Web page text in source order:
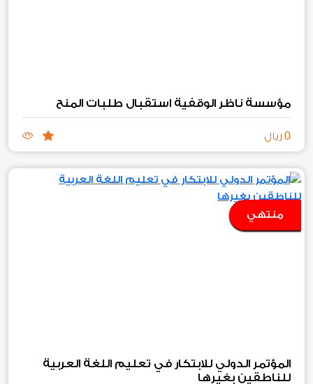
مؤسسة ناظر الوقفية استقبال طلبات المنح
0 ريال
منتهي
المؤتمر الدولي للابتكار في تعليم اللغة العربية
للناطقين بغيرها